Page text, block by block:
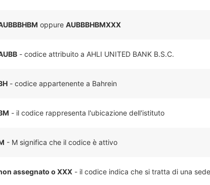
oppure AUBBBHBMXXX
- codice attribuito a AHLI UNITED BANK B.S.C.
- codice appartenente a Bahrein
- il codice rappresenta l'ubicazione dell'istituto
- M significa che il codice è attivo
assegnato o XXX - il codice indica che si tratta di una